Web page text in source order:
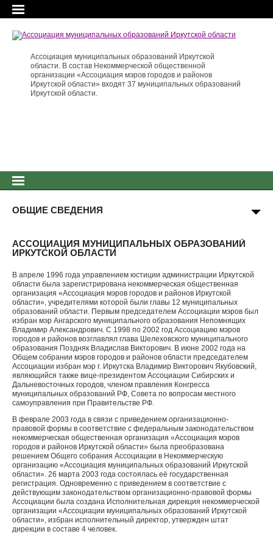
Ассоциация муниципальных образований Иркутской
области. В состав Некоммерческой общественной
организации «Ассоциация мэров городов и районов
Иркутской области» входят 37 муниципальных образований
Иркутской области.
ОБЩИЕ СВЕДЕНИЯ
АССОЦИАЦИЯ МУНИЦИПАЛЬНЫХ ОБРАЗОВАНИЙ
ИРКУТСКОЙ ОБЛАСТИ
В апреле 1996 года управлением юстиции администрации Иркутской
области была зарегистрирована некоммерческая общественная
организация «Ассоциация мэров городов и районов Иркутской
области», учредителями которой были главы 12 муниципальных
образований области. Первым председателем Ассоциации мэров был
избран мэр Ангарского муниципального образования Непомнящих
Владимир Александрович. С 1998 по 2002 год Ассоциацию мэров
городов и районов возглавлял глава Шелеховского муниципального
образования Поздняк Владислав Викторович. В июне 2002 года на
Общем собрании мэров городов и районов области председателем
Ассоциации избран мэр г. Иркутска Владимир Викторович Якубовский,
являющийся также вице-президентом Ассоциации Сибирских и
Дальневосточных городов, членом правления Конгресса
муниципальных образований РФ, Совета по вопросам местного
самоуправления при Правительстве РФ.
В феврале 2003 года в связи с приведением организационно-
правовой формы в соответствие с федеральным законодательством
некоммерческая общественная организация «Ассоциация мэров
городов и районов Иркутской области» была преобразована
решением Общего собрания Ассоциации в Некоммерческую
организацию «Ассоциация муниципальных образований Иркутской
области». 26 марта 2003 года состоялась её государственная
регистрация. Одновременно с приведением в соответствие с
действующим законодательством организационно-правовой формы
Ассоциации была создана Исполнительная дирекция некоммерческой
организации «Ассоциации муниципальных образований Иркутской
области», избран исполнительный директор, утвержден штат
дирекции в составе 4 человек.